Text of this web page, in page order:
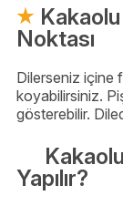
Kakaolu
Noktası
Dilerseniz içine
koyabilirsiniz.
gösterebilir.
Yapılır?